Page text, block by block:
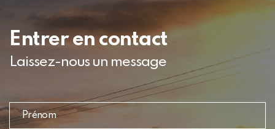
Entrer en contact
Laissez-nous un message